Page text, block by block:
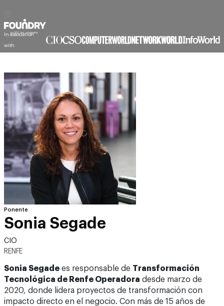
In association
with
Ponente
Sonia Segade
CIO
RENFE
Sonia Segade es responsable de Transformación
Tecnológica de Renfe Operadora desde marzo de
2020, donde lidera proyectos de transformación con
impacto directo en el negocio. Con más de 15 años de